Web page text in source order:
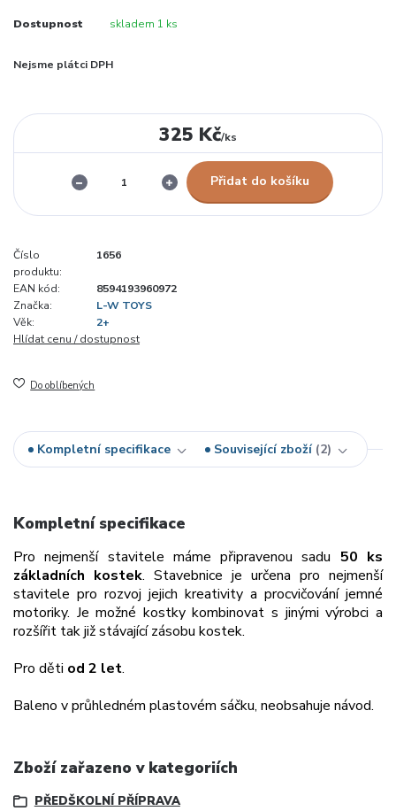
Dostupnost skladem 1 ks
Nejsme plátci DPH
325 Kč/ks
Přidat do košíku
Číslo
produktu:
1656
EAN kód:
8594193960972
Značka:
L-W TOYS
Věk:
2+
Hlídat cenu / dostupnost
Do oblíbených
Kompletní specifikace Související zboží 2
Kompletní specifikace
Pro nejmenší stavitele máme připravenou sadu 50 ks
základních kostek. Stavebnice je určena pro nejmenší
stavitele pro rozvoj jejich kreativity a procvičování jemné
motoriky. Je možné kostky kombinovat s jinými výrobci a
rozšířit tak již stávající zásobu kostek.
Pro děti od 2 let.
Baleno v průhledném plastovém sáčku, neobsahuje návod.
Zboží zařazeno v kategoriích
PŘEDŠKOLNÍ PŘÍPRAVA